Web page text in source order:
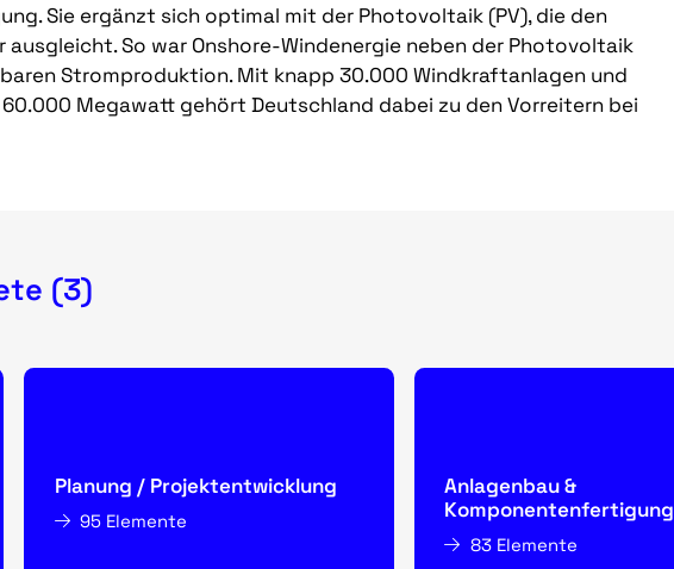
Sie ergänzt sich optimal mit der Photovoltaik (PV), die den
ausgleicht. So war Onshore-Windenergie neben der Photovoltaik
Stromproduktion. Mit knapp 30.000 Windkraftanlagen und
Megawatt gehört Deutschland dabei zu den Vorreitern bei
(3)
Planung / Projektentwicklung
95 Elemente
Anlagenbau &
Komponentenfertigung
83 Elemente